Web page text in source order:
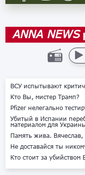
ANNA NEWS
ВСУ испытывают
Кто Вы, мистер Трамп?
Pfizer нелегально
Убитый в Испании
материалом для
Память жива.
Не доставайся ты
Кто стоит за убийством